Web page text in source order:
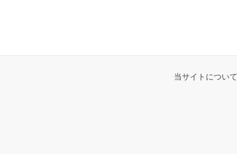
当サイトについて